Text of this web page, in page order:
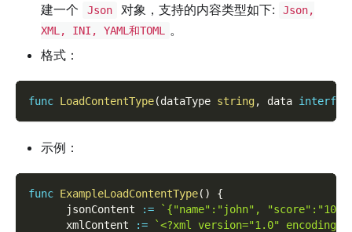
建一个
Json 对象，支持的内容类型如下:
Json,
XML, INI, YAML和TOML
。
格式：
func LoadContentType(dataType string, data
示例：
func ExampleLoadContentType( )
{
      jsonContent
:=
`{"name":"john",
      xmlContent
:=
`<?xml version="1.0"